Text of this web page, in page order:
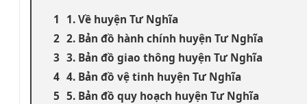
1. Về huyện Tư Nghĩa
2. Bản đồ hành chính huyện Tư Nghĩa
3. Bản đồ giao thông huyện Tư Nghĩa
4. Bản đồ vệ tinh huyện Tư Nghĩa
5. Bản đồ quy hoạch huyện Tư Nghĩa